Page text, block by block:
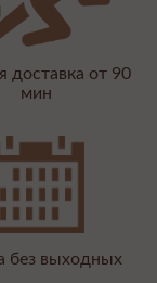
доставка от 90
мин
без выходных